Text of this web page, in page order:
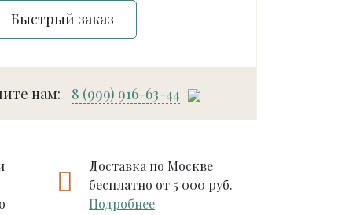
Быстрый заказ
нам: 8 (999) 916-63-44
Доставка по Москве
бесплатно от 5 000 руб.
Подробнее